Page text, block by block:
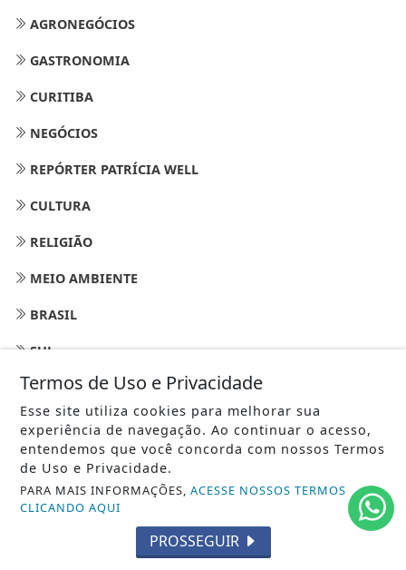
AGRONEGÓCIOS
GASTRONOMIA
CURITIBA
NEGÓCIOS
REPÓRTER PATRÍCIA WELL
CULTURA
RELIGIÃO
MEIO AMBIENTE
BRASIL
SUL
NOTA DE FALECIMENTO
CIÊNCIA HOJE
FAUNA E FLORA
PETS - REINO ANIMAL
COMPORTAMENTO
Termos de Uso e Privacidade
Esse site utiliza cookies para melhorar sua
experiência de navegação. Ao continuar o acesso,
entendemos que você concorda com nossos Termos
de Uso e Privacidade.
PARA MAIS INFORMAÇÕES,ACESSE NOSSOS TERMOS
CLICANDO AQUI
PROSSEGUIR